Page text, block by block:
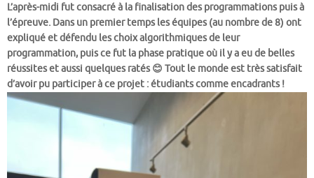
L’après-midi fut consacré à la finalisation des programmations puis à
l’épreuve. Dans un premier temps les équipes (au nombre de 8) ont
expliqué et défendu les choix algorithmiques de leur
programmation, puis ce fut la phase pratique où il y a eu de belles
réussites et aussi quelques ratés 😊 Tout le monde est très satisfait
d’avoir pu participer à ce projet : étudiants comme encadrants !